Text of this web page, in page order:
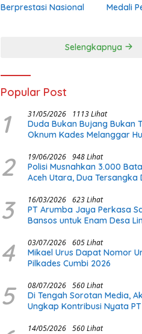
Berprestasi Nasional
Medali
Selengkapnya
Popular Post
1 31/05/2026 1113 Lihat
Duda Bukan Bujang Bukan
Oknum Kades Melanggar
2 19/06/2026 948 Lihat
Polisi Musnahkan 3.000
Aceh Utara, Dua Tersangka
3 16/03/2026 623 Lihat
PT Arumba Jaya Perkasa
Bansos untuk Enam Desa
4 03/07/2026 605 Lihat
Mikael Urus Dapat Nomor
Pilkades Cumbi 2026
5 08/07/2026 560 Lihat
Di Tengah Sorotan Media,
Ungkap Kontribusi Nyata
Infrastruktur Lokal
14/05/2026 560 Lihat